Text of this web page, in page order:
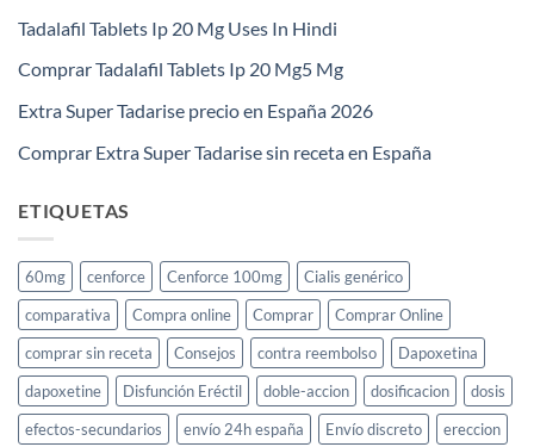
Tadalafil Tablets Ip 20 Mg Uses In Hindi
Comprar Tadalafil Tablets Ip 20 Mg5 Mg
Extra Super Tadarise precio en España 2026
Comprar Extra Super Tadarise sin receta en España
ETIQUETAS
60mg cenforce Cenforce 100mg
Cialis genérico
comparativa
Compra online Comprar
Comprar Online
comprar sin receta
Consejos contra reembolso
Dapoxetina
dapoxetine
Disfunción Eréctil doble-accion dosificacion
dosis
efectos-secundarios
envío 24h españa Envío discreto
ereccion